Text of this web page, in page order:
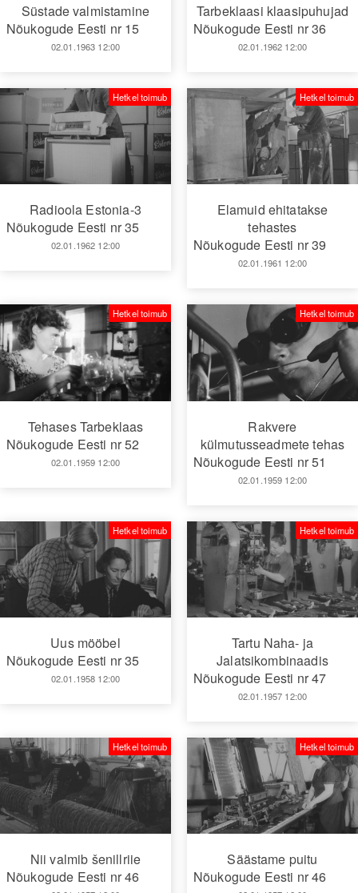
Süstade valmistamine
Nõukogude Eesti nr 15
02.01.1963 12:00
Tarbeklaasi klaasipuhujad
Nõukogude Eesti nr 36
02.01.1962 12:00
Radioola Estonia-3
Nõukogude Eesti nr 35
02.01.1962 12:00
Hetkel toimub
Elamuid ehitatakse
tehastes
Nõukogude Eesti nr 39
02.01.1961 12:00
Hetkel toimub
Tehases Tarbeklaas
Nõukogude Eesti nr 52
02.01.1959 12:00
Hetkel toimub
Rakvere
külmutusseadmete tehas
Nõukogude Eesti nr 51
02.01.1959 12:00
Hetkel toimub
Uus mööbel
Nõukogude Eesti nr 35
02.01.1958 12:00
Hetkel toimub
Tartu Naha- ja
Jalatsikombinaadis
Nõukogude Eesti nr 47
02.01.1957 12:00
Hetkel toimub
Nii valmib šenillriie
Nõukogude Eesti nr 46
Hetkel toimub
Säästame puitu
Nõukogude Eesti nr 46
Hetkel toimub